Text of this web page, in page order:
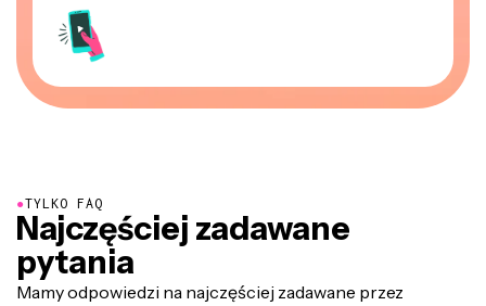
●TYLKO FAQ
Najczęściej zadawane
pytania
Mamy odpowiedzi na najczęściej zadawane przez